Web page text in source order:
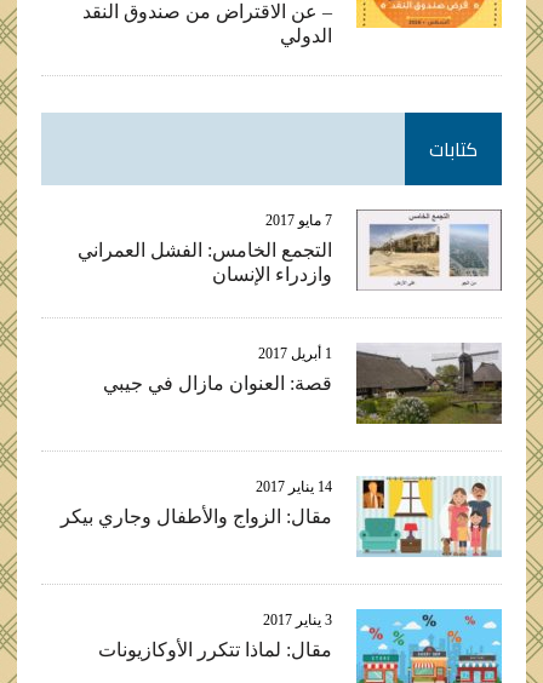
– عن الاقتراض من صندوق النقد
الدولي
كتابات
7 مايو 2017
التجمع الخامس: الفشل العمراني
وازدراء الإنسان
1 أبريل 2017
قصة: العنوان مازال في جيبي
14 يناير 2017
مقال: الزواج والأطفال وجاري بيكر
3 يناير 2017
مقال: لماذا تتكرر الأوكازيونات